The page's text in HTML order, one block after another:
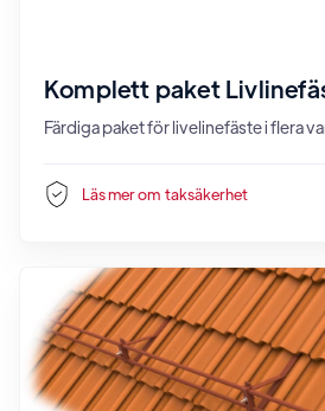
Komplett paket
Färdiga paket för livelinefäste i flera
Läs mer om taksäkerhet